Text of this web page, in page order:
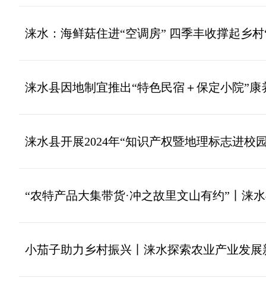
涞水：海鲜菇住进“空调房” 四季丰收撑起乡村
涞水县因地制宜推出“特色民宿＋保定小院”
涞水县开展2024年“知识产权暨地理标志进校
“农特产品大集带货·冲之故里文山有约”丨涞水
小茄子助力乡村振兴丨涞水探索农业产业发展